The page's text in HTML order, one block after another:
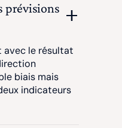
prévisions
avec le résultat
biais mais
indicateurs